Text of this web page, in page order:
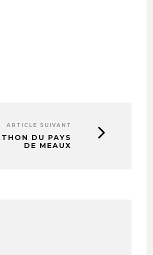
ARTICLE SUIVANT
DU PAYS
DE MEAUX